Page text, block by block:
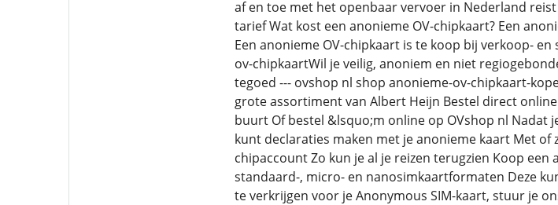
af en toe met het openbaar vervoer in Nederland
tarief Wat kost een anonieme OV-chipkaart? Een
Een anonieme OV-chipkaart is te koop bij verkoop-
ov-chipkaartWil je veilig, anoniem en niet
tegoed --- ovshop nl shop anonieme-ov-chipkaart-
grote assortiment van Albert Heijn Bestel direct
buurt Of bestel &lsquo;m online op OVshop nl Nadat
kunt declaraties maken met je anonieme kaart Met of
chipaccount Zo kun je al je reizen terugzien Koop
standaard-, micro- en nanosimkaartformaten Deze
te verkrijgen voor je Anonymous SIM-kaart, stuur je